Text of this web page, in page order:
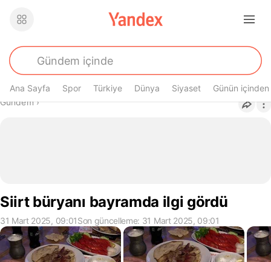
Ana Sayfa Spor Türkiye Dünya Siyaset Günün içinden
Buradasın
Gündem›
Siirt büryanı bayramda ilgi gördü
31 Mart 2025, 09:01Son güncelleme: 31 Mart 2025, 09:01